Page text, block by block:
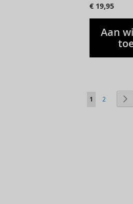
€ 19,95
Aan
Pagina
Je leest
1 Pagina
2